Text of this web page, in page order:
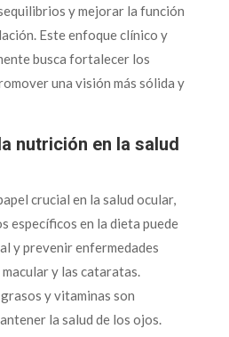
y mejorar la función
Este enfoque clínico y
busca fortalecer los
una visión más sólida y
nutrición en la salud
crucial en la salud ocular,
específicos en la dieta puede
y prevenir enfermedades
y las cataratas.
y vitaminas son
la salud de los ojos.